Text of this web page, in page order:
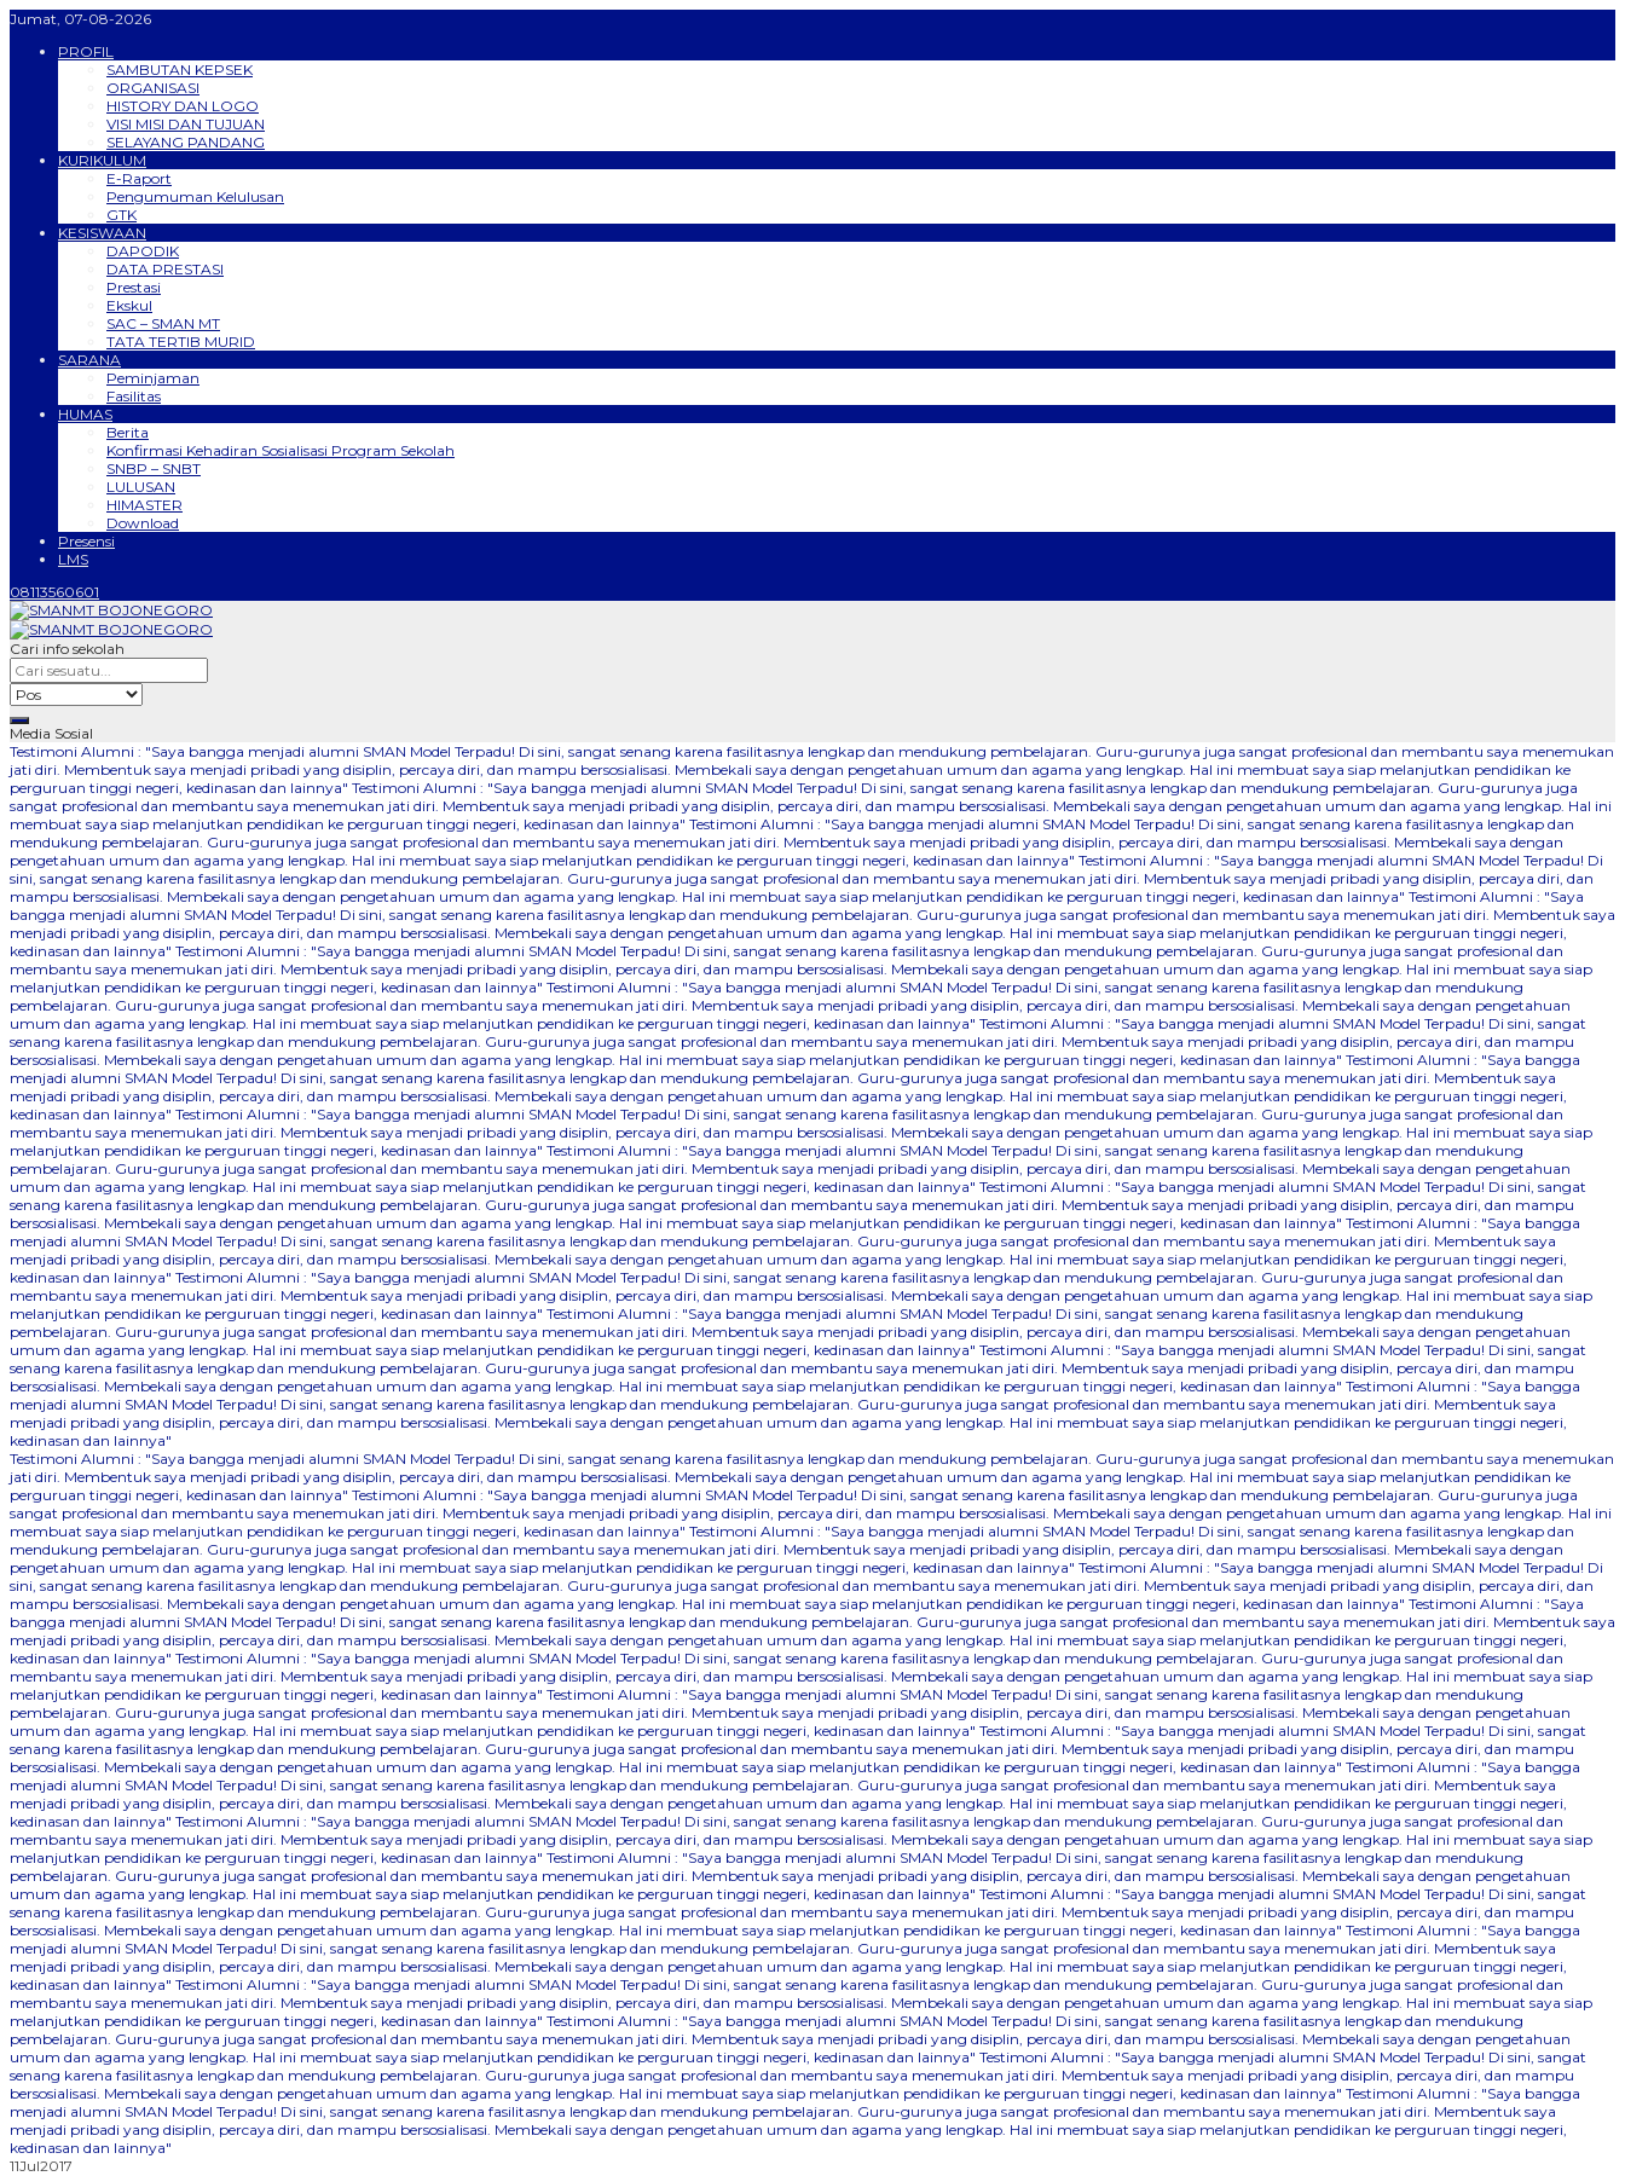
Jumat, 07-08-2026
PROFIL
SAMBUTAN KEPSEK
ORGANISASI
HISTORY DAN LOGO
VISI MISI DAN TUJUAN
SELAYANG PANDANG
KURIKULUM
E-Raport
Pengumuman Kelulusan
GTK
KESISWAAN
DAPODIK
DATA PRESTASI
Prestasi
Ekskul
SAC – SMAN MT
TATA TERTIB MURID
SARANA
Peminjaman
Fasilitas
HUMAS
Berita
Konfirmasi Kehadiran Sosialisasi Program Sekolah
SNBP – SNBT
LULUSAN
HIMASTER
Download
Presensi
LMS
08113560601
Cari info sekolah
Media Sosial
Testimoni Alumni : "Saya bangga menjadi alumni SMAN Model Terpadu! Di sini, sangat senang karena fasilitasnya lengkap dan mendukung pembelajaran. Guru-gurunya juga sangat profesional dan membantu saya menemukan
jati diri. Membentuk saya menjadi pribadi yang disiplin, percaya diri, dan mampu bersosialisasi. Membekali saya dengan pengetahuan umum dan agama yang lengkap. Hal ini membuat saya siap melanjutkan pendidikan ke
perguruan tinggi negeri, kedinasan dan lainnya" Testimoni Alumni : "Saya bangga menjadi alumni SMAN Model Terpadu! Di sini, sangat senang karena fasilitasnya lengkap dan mendukung pembelajaran. Guru-gurunya juga
sangat profesional dan membantu saya menemukan jati diri. Membentuk saya menjadi pribadi yang disiplin, percaya diri, dan mampu bersosialisasi. Membekali saya dengan pengetahuan umum dan agama yang lengkap. Hal ini
membuat saya siap melanjutkan pendidikan ke perguruan tinggi negeri, kedinasan dan lainnya" Testimoni Alumni : "Saya bangga menjadi alumni SMAN Model Terpadu! Di sini, sangat senang karena fasilitasnya lengkap dan
mendukung pembelajaran. Guru-gurunya juga sangat profesional dan membantu saya menemukan jati diri. Membentuk saya menjadi pribadi yang disiplin, percaya diri, dan mampu bersosialisasi. Membekali saya dengan
pengetahuan umum dan agama yang lengkap. Hal ini membuat saya siap melanjutkan pendidikan ke perguruan tinggi negeri, kedinasan dan lainnya" Testimoni Alumni : "Saya bangga menjadi alumni SMAN Model Terpadu! Di
sini, sangat senang karena fasilitasnya lengkap dan mendukung pembelajaran. Guru-gurunya juga sangat profesional dan membantu saya menemukan jati diri. Membentuk saya menjadi pribadi yang disiplin, percaya diri, dan
mampu bersosialisasi. Membekali saya dengan pengetahuan umum dan agama yang lengkap. Hal ini membuat saya siap melanjutkan pendidikan ke perguruan tinggi negeri, kedinasan dan lainnya" Testimoni Alumni : "Saya
bangga menjadi alumni SMAN Model Terpadu! Di sini, sangat senang karena fasilitasnya lengkap dan mendukung pembelajaran. Guru-gurunya juga sangat profesional dan membantu saya menemukan jati diri. Membentuk saya
menjadi pribadi yang disiplin, percaya diri, dan mampu bersosialisasi. Membekali saya dengan pengetahuan umum dan agama yang lengkap. Hal ini membuat saya siap melanjutkan pendidikan ke perguruan tinggi negeri,
kedinasan dan lainnya" Testimoni Alumni : "Saya bangga menjadi alumni SMAN Model Terpadu! Di sini, sangat senang karena fasilitasnya lengkap dan mendukung pembelajaran. Guru-gurunya juga sangat profesional dan
membantu saya menemukan jati diri. Membentuk saya menjadi pribadi yang disiplin, percaya diri, dan mampu bersosialisasi. Membekali saya dengan pengetahuan umum dan agama yang lengkap. Hal ini membuat saya siap
melanjutkan pendidikan ke perguruan tinggi negeri, kedinasan dan lainnya" Testimoni Alumni : "Saya bangga menjadi alumni SMAN Model Terpadu! Di sini, sangat senang karena fasilitasnya lengkap dan mendukung
pembelajaran. Guru-gurunya juga sangat profesional dan membantu saya menemukan jati diri. Membentuk saya menjadi pribadi yang disiplin, percaya diri, dan mampu bersosialisasi. Membekali saya dengan pengetahuan
umum dan agama yang lengkap. Hal ini membuat saya siap melanjutkan pendidikan ke perguruan tinggi negeri, kedinasan dan lainnya" Testimoni Alumni : "Saya bangga menjadi alumni SMAN Model Terpadu! Di sini, sangat
senang karena fasilitasnya lengkap dan mendukung pembelajaran. Guru-gurunya juga sangat profesional dan membantu saya menemukan jati diri. Membentuk saya menjadi pribadi yang disiplin, percaya diri, dan mampu
bersosialisasi. Membekali saya dengan pengetahuan umum dan agama yang lengkap. Hal ini membuat saya siap melanjutkan pendidikan ke perguruan tinggi negeri, kedinasan dan lainnya" Testimoni Alumni : "Saya bangga
menjadi alumni SMAN Model Terpadu! Di sini, sangat senang karena fasilitasnya lengkap dan mendukung pembelajaran. Guru-gurunya juga sangat profesional dan membantu saya menemukan jati diri. Membentuk saya
menjadi pribadi yang disiplin, percaya diri, dan mampu bersosialisasi. Membekali saya dengan pengetahuan umum dan agama yang lengkap. Hal ini membuat saya siap melanjutkan pendidikan ke perguruan tinggi negeri,
kedinasan dan lainnya" Testimoni Alumni : "Saya bangga menjadi alumni SMAN Model Terpadu! Di sini, sangat senang karena fasilitasnya lengkap dan mendukung pembelajaran. Guru-gurunya juga sangat profesional dan
membantu saya menemukan jati diri. Membentuk saya menjadi pribadi yang disiplin, percaya diri, dan mampu bersosialisasi. Membekali saya dengan pengetahuan umum dan agama yang lengkap. Hal ini membuat saya siap
melanjutkan pendidikan ke perguruan tinggi negeri, kedinasan dan lainnya" Testimoni Alumni : "Saya bangga menjadi alumni SMAN Model Terpadu! Di sini, sangat senang karena fasilitasnya lengkap dan mendukung
pembelajaran. Guru-gurunya juga sangat profesional dan membantu saya menemukan jati diri. Membentuk saya menjadi pribadi yang disiplin, percaya diri, dan mampu bersosialisasi. Membekali saya dengan pengetahuan
umum dan agama yang lengkap. Hal ini membuat saya siap melanjutkan pendidikan ke perguruan tinggi negeri, kedinasan dan lainnya" Testimoni Alumni : "Saya bangga menjadi alumni SMAN Model Terpadu! Di sini, sangat
senang karena fasilitasnya lengkap dan mendukung pembelajaran. Guru-gurunya juga sangat profesional dan membantu saya menemukan jati diri. Membentuk saya menjadi pribadi yang disiplin, percaya diri, dan mampu
bersosialisasi. Membekali saya dengan pengetahuan umum dan agama yang lengkap. Hal ini membuat saya siap melanjutkan pendidikan ke perguruan tinggi negeri, kedinasan dan lainnya" Testimoni Alumni : "Saya bangga
menjadi alumni SMAN Model Terpadu! Di sini, sangat senang karena fasilitasnya lengkap dan mendukung pembelajaran. Guru-gurunya juga sangat profesional dan membantu saya menemukan jati diri. Membentuk saya
menjadi pribadi yang disiplin, percaya diri, dan mampu bersosialisasi. Membekali saya dengan pengetahuan umum dan agama yang lengkap. Hal ini membuat saya siap melanjutkan pendidikan ke perguruan tinggi negeri,
kedinasan dan lainnya" Testimoni Alumni : "Saya bangga menjadi alumni SMAN Model Terpadu! Di sini, sangat senang karena fasilitasnya lengkap dan mendukung pembelajaran. Guru-gurunya juga sangat profesional dan
membantu saya menemukan jati diri. Membentuk saya menjadi pribadi yang disiplin, percaya diri, dan mampu bersosialisasi. Membekali saya dengan pengetahuan umum dan agama yang lengkap. Hal ini membuat saya siap
melanjutkan pendidikan ke perguruan tinggi negeri, kedinasan dan lainnya" Testimoni Alumni : "Saya bangga menjadi alumni SMAN Model Terpadu! Di sini, sangat senang karena fasilitasnya lengkap dan mendukung
pembelajaran. Guru-gurunya juga sangat profesional dan membantu saya menemukan jati diri. Membentuk saya menjadi pribadi yang disiplin, percaya diri, dan mampu bersosialisasi. Membekali saya dengan pengetahuan
umum dan agama yang lengkap. Hal ini membuat saya siap melanjutkan pendidikan ke perguruan tinggi negeri, kedinasan dan lainnya" Testimoni Alumni : "Saya bangga menjadi alumni SMAN Model Terpadu! Di sini, sangat
senang karena fasilitasnya lengkap dan mendukung pembelajaran. Guru-gurunya juga sangat profesional dan membantu saya menemukan jati diri. Membentuk saya menjadi pribadi yang disiplin, percaya diri, dan mampu
bersosialisasi. Membekali saya dengan pengetahuan umum dan agama yang lengkap. Hal ini membuat saya siap melanjutkan pendidikan ke perguruan tinggi negeri, kedinasan dan lainnya" Testimoni Alumni : "Saya bangga
menjadi alumni SMAN Model Terpadu! Di sini, sangat senang karena fasilitasnya lengkap dan mendukung pembelajaran. Guru-gurunya juga sangat profesional dan membantu saya menemukan jati diri. Membentuk saya
menjadi pribadi yang disiplin, percaya diri, dan mampu bersosialisasi. Membekali saya dengan pengetahuan umum dan agama yang lengkap. Hal ini membuat saya siap melanjutkan pendidikan ke perguruan tinggi negeri,
kedinasan dan lainnya"
Testimoni Alumni : "Saya bangga menjadi alumni SMAN Model Terpadu! Di sini, sangat senang karena fasilitasnya lengkap dan mendukung pembelajaran. Guru-gurunya juga sangat profesional dan membantu saya menemukan
jati diri. Membentuk saya menjadi pribadi yang disiplin, percaya diri, dan mampu bersosialisasi. Membekali saya dengan pengetahuan umum dan agama yang lengkap. Hal ini membuat saya siap melanjutkan pendidikan ke
perguruan tinggi negeri, kedinasan dan lainnya" Testimoni Alumni : "Saya bangga menjadi alumni SMAN Model Terpadu! Di sini, sangat senang karena fasilitasnya lengkap dan mendukung pembelajaran. Guru-gurunya juga
sangat profesional dan membantu saya menemukan jati diri. Membentuk saya menjadi pribadi yang disiplin, percaya diri, dan mampu bersosialisasi. Membekali saya dengan pengetahuan umum dan agama yang lengkap. Hal ini
membuat saya siap melanjutkan pendidikan ke perguruan tinggi negeri, kedinasan dan lainnya" Testimoni Alumni : "Saya bangga menjadi alumni SMAN Model Terpadu! Di sini, sangat senang karena fasilitasnya lengkap dan
mendukung pembelajaran. Guru-gurunya juga sangat profesional dan membantu saya menemukan jati diri. Membentuk saya menjadi pribadi yang disiplin, percaya diri, dan mampu bersosialisasi. Membekali saya dengan
pengetahuan umum dan agama yang lengkap. Hal ini membuat saya siap melanjutkan pendidikan ke perguruan tinggi negeri, kedinasan dan lainnya" Testimoni Alumni : "Saya bangga menjadi alumni SMAN Model Terpadu! Di
sini, sangat senang karena fasilitasnya lengkap dan mendukung pembelajaran. Guru-gurunya juga sangat profesional dan membantu saya menemukan jati diri. Membentuk saya menjadi pribadi yang disiplin, percaya diri, dan
mampu bersosialisasi. Membekali saya dengan pengetahuan umum dan agama yang lengkap. Hal ini membuat saya siap melanjutkan pendidikan ke perguruan tinggi negeri, kedinasan dan lainnya" Testimoni Alumni : "Saya
bangga menjadi alumni SMAN Model Terpadu! Di sini, sangat senang karena fasilitasnya lengkap dan mendukung pembelajaran. Guru-gurunya juga sangat profesional dan membantu saya menemukan jati diri. Membentuk saya
menjadi pribadi yang disiplin, percaya diri, dan mampu bersosialisasi. Membekali saya dengan pengetahuan umum dan agama yang lengkap. Hal ini membuat saya siap melanjutkan pendidikan ke perguruan tinggi negeri,
kedinasan dan lainnya" Testimoni Alumni : "Saya bangga menjadi alumni SMAN Model Terpadu! Di sini, sangat senang karena fasilitasnya lengkap dan mendukung pembelajaran. Guru-gurunya juga sangat profesional dan
membantu saya menemukan jati diri. Membentuk saya menjadi pribadi yang disiplin, percaya diri, dan mampu bersosialisasi. Membekali saya dengan pengetahuan umum dan agama yang lengkap. Hal ini membuat saya siap
melanjutkan pendidikan ke perguruan tinggi negeri, kedinasan dan lainnya" Testimoni Alumni : "Saya bangga menjadi alumni SMAN Model Terpadu! Di sini, sangat senang karena fasilitasnya lengkap dan mendukung
pembelajaran. Guru-gurunya juga sangat profesional dan membantu saya menemukan jati diri. Membentuk saya menjadi pribadi yang disiplin, percaya diri, dan mampu bersosialisasi. Membekali saya dengan pengetahuan
umum dan agama yang lengkap. Hal ini membuat saya siap melanjutkan pendidikan ke perguruan tinggi negeri, kedinasan dan lainnya" Testimoni Alumni : "Saya bangga menjadi alumni SMAN Model Terpadu! Di sini, sangat
senang karena fasilitasnya lengkap dan mendukung pembelajaran. Guru-gurunya juga sangat profesional dan membantu saya menemukan jati diri. Membentuk saya menjadi pribadi yang disiplin, percaya diri, dan mampu
bersosialisasi. Membekali saya dengan pengetahuan umum dan agama yang lengkap. Hal ini membuat saya siap melanjutkan pendidikan ke perguruan tinggi negeri, kedinasan dan lainnya" Testimoni Alumni : "Saya bangga
menjadi alumni SMAN Model Terpadu! Di sini, sangat senang karena fasilitasnya lengkap dan mendukung pembelajaran. Guru-gurunya juga sangat profesional dan membantu saya menemukan jati diri. Membentuk saya
menjadi pribadi yang disiplin, percaya diri, dan mampu bersosialisasi. Membekali saya dengan pengetahuan umum dan agama yang lengkap. Hal ini membuat saya siap melanjutkan pendidikan ke perguruan tinggi negeri,
kedinasan dan lainnya" Testimoni Alumni : "Saya bangga menjadi alumni SMAN Model Terpadu! Di sini, sangat senang karena fasilitasnya lengkap dan mendukung pembelajaran. Guru-gurunya juga sangat profesional dan
membantu saya menemukan jati diri. Membentuk saya menjadi pribadi yang disiplin, percaya diri, dan mampu bersosialisasi. Membekali saya dengan pengetahuan umum dan agama yang lengkap. Hal ini membuat saya siap
melanjutkan pendidikan ke perguruan tinggi negeri, kedinasan dan lainnya" Testimoni Alumni : "Saya bangga menjadi alumni SMAN Model Terpadu! Di sini, sangat senang karena fasilitasnya lengkap dan mendukung
pembelajaran. Guru-gurunya juga sangat profesional dan membantu saya menemukan jati diri. Membentuk saya menjadi pribadi yang disiplin, percaya diri, dan mampu bersosialisasi. Membekali saya dengan pengetahuan
umum dan agama yang lengkap. Hal ini membuat saya siap melanjutkan pendidikan ke perguruan tinggi negeri, kedinasan dan lainnya" Testimoni Alumni : "Saya bangga menjadi alumni SMAN Model Terpadu! Di sini, sangat
senang karena fasilitasnya lengkap dan mendukung pembelajaran. Guru-gurunya juga sangat profesional dan membantu saya menemukan jati diri. Membentuk saya menjadi pribadi yang disiplin, percaya diri, dan mampu
bersosialisasi. Membekali saya dengan pengetahuan umum dan agama yang lengkap. Hal ini membuat saya siap melanjutkan pendidikan ke perguruan tinggi negeri, kedinasan dan lainnya" Testimoni Alumni : "Saya bangga
menjadi alumni SMAN Model Terpadu! Di sini, sangat senang karena fasilitasnya lengkap dan mendukung pembelajaran. Guru-gurunya juga sangat profesional dan membantu saya menemukan jati diri. Membentuk saya
menjadi pribadi yang disiplin, percaya diri, dan mampu bersosialisasi. Membekali saya dengan pengetahuan umum dan agama yang lengkap. Hal ini membuat saya siap melanjutkan pendidikan ke perguruan tinggi negeri,
kedinasan dan lainnya" Testimoni Alumni : "Saya bangga menjadi alumni SMAN Model Terpadu! Di sini, sangat senang karena fasilitasnya lengkap dan mendukung pembelajaran. Guru-gurunya juga sangat profesional dan
membantu saya menemukan jati diri. Membentuk saya menjadi pribadi yang disiplin, percaya diri, dan mampu bersosialisasi. Membekali saya dengan pengetahuan umum dan agama yang lengkap. Hal ini membuat saya siap
melanjutkan pendidikan ke perguruan tinggi negeri, kedinasan dan lainnya" Testimoni Alumni : "Saya bangga menjadi alumni SMAN Model Terpadu! Di sini, sangat senang karena fasilitasnya lengkap dan mendukung
pembelajaran. Guru-gurunya juga sangat profesional dan membantu saya menemukan jati diri. Membentuk saya menjadi pribadi yang disiplin, percaya diri, dan mampu bersosialisasi. Membekali saya dengan pengetahuan
umum dan agama yang lengkap. Hal ini membuat saya siap melanjutkan pendidikan ke perguruan tinggi negeri, kedinasan dan lainnya" Testimoni Alumni : "Saya bangga menjadi alumni SMAN Model Terpadu! Di sini, sangat
senang karena fasilitasnya lengkap dan mendukung pembelajaran. Guru-gurunya juga sangat profesional dan membantu saya menemukan jati diri. Membentuk saya menjadi pribadi yang disiplin, percaya diri, dan mampu
bersosialisasi. Membekali saya dengan pengetahuan umum dan agama yang lengkap. Hal ini membuat saya siap melanjutkan pendidikan ke perguruan tinggi negeri, kedinasan dan lainnya" Testimoni Alumni : "Saya bangga
menjadi alumni SMAN Model Terpadu! Di sini, sangat senang karena fasilitasnya lengkap dan mendukung pembelajaran. Guru-gurunya juga sangat profesional dan membantu saya menemukan jati diri. Membentuk saya
menjadi pribadi yang disiplin, percaya diri, dan mampu bersosialisasi. Membekali saya dengan pengetahuan umum dan agama yang lengkap. Hal ini membuat saya siap melanjutkan pendidikan ke perguruan tinggi negeri,
kedinasan dan lainnya"
11Jul2017